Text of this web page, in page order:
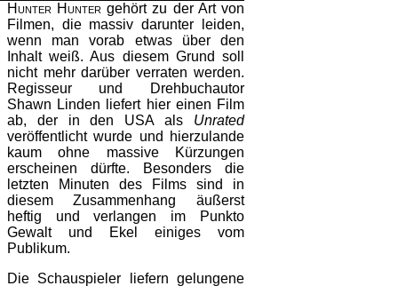
Hunter Hunter gehört zu der Art von
Filmen, die massiv darunter leiden,
wenn man vorab etwas über den
Inhalt weiß. Aus diesem Grund soll
nicht mehr darüber verraten werden.
Regisseur und Drehbuchautor
Shawn Linden liefert hier einen Film
ab, der in den USA als Unrated
veröffentlicht wurde und hierzulande
kaum ohne massive Kürzungen
erscheinen dürfte. Besonders die
letzten Minuten des Films sind in
diesem Zusammenhang äußerst
heftig und verlangen im Punkto
Gewalt und Ekel einiges vom
Publikum.
Die Schauspieler liefern gelungene